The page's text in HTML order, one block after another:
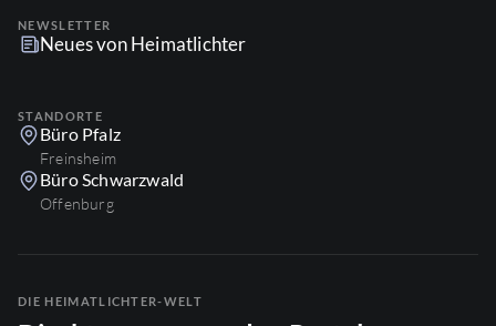
NEWSLETTER
Neues von Heimatlichter
STANDORTE
Büro Pfalz
Freinsheim
Büro Schwarzwald
Offenburg
DIE HEIMATLICHTER-WELT